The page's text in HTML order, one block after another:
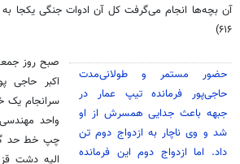
آن بچه‌ها انجام می‌گرفت کل آن ادوات جنگی یکجا
۶۱۶)
حضور مستمر و طولانی‌مدت
حاجی‌پور فرمانده تیپ عمار در
جبهه باعث جدایی همسرش از او
شد و وی ناچار به ازدواج دوم تن
داد. اما ازدواج دوم این فرمانده
اکبر حاجی
سرانجام یک
چپ خط حد
الیه دشت